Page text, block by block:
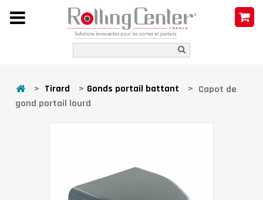
> Tirard > Gonds portail battant > Capot de
gond portail lourd